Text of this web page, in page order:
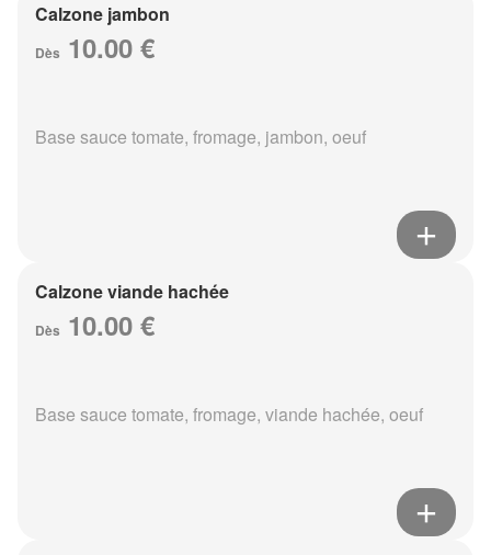
Calzone jambon
Dès 10.00 €
Base sauce tomate, fromage, jambon, oeuf
Calzone viande hachée
Dès 10.00 €
Base sauce tomate, fromage, viande hachée, oeuf